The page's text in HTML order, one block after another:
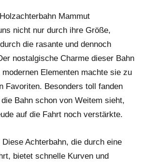
Mammut
nicht nur durch ihre Größe,
die rasante und dennoch
nostalgische Charme dieser Bahn
Elementen machte sie zu
Favoriten. Besonders toll fanden
Bahn schon von Weitem sieht,
auf die Fahrt noch verstärkte.
Diese Achterbahn, die durch eine
bietet schnelle Kurven und